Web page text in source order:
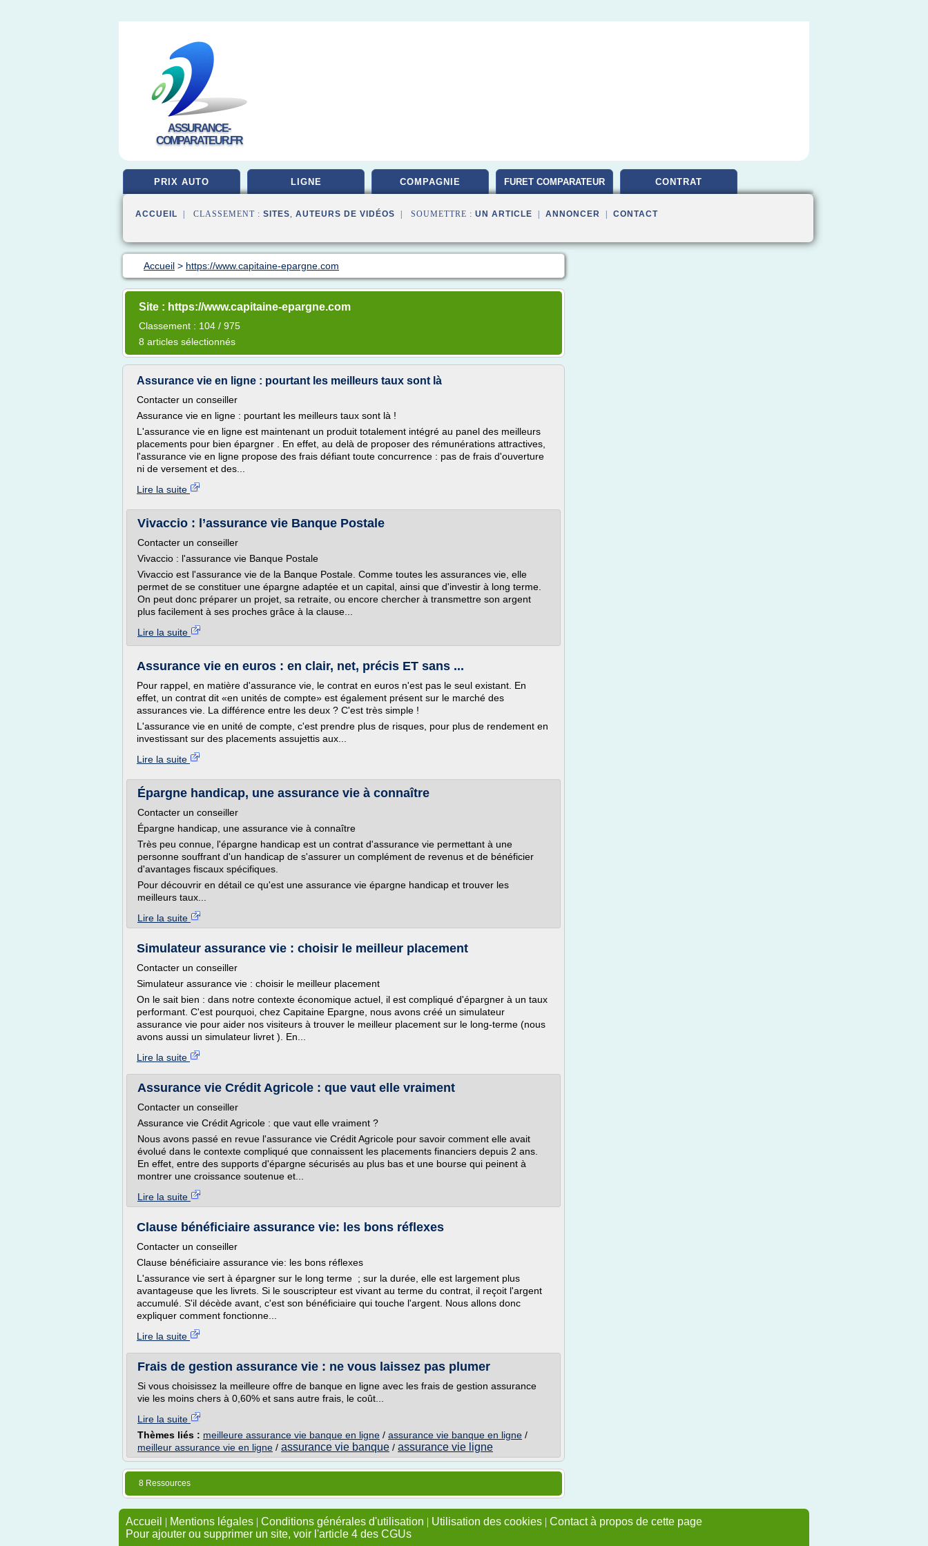
ASSURANCE-
COMPARATEUR.FR
PRIX AUTO LIGNE COMPAGNIE FURET COMPARATEUR CONTRAT
ACCUEIL | CLASSEMENT : SITES, AUTEURS DE VIDÉOS | SOUMETTRE : UN ARTICLE ANNONCER CONTACT
Accueil > https://www.capitaine-epargne.com
Site : https://www.capitaine-epargne.com
Classement : 104 / 975
8 articles sélectionnés
Assurance vie en ligne : pourtant les meilleurs taux sont là
Contacter un conseiller
Assurance vie en ligne : pourtant les meilleurs taux sont là !
L'assurance vie en ligne est maintenant un produit totalement intégré au panel des meilleurs
placements pour bien épargner . En effet, au delà de proposer des rémunérations attractives,
l'assurance vie en ligne propose des frais défiant toute concurrence : pas de frais d'ouverture
ni de versement et des...
Lire la suite
Vivaccio : l’assurance vie Banque Postale
Contacter un conseiller
Vivaccio : l'assurance vie Banque Postale
Vivaccio est l'assurance vie de la Banque Postale. Comme toutes les assurances vie, elle
permet de se constituer une épargne adaptée et un capital, ainsi que d'investir à long terme.
On peut donc préparer un projet, sa retraite, ou encore chercher à transmettre son argent
plus facilement à ses proches grâce à la clause...
Lire la suite
Assurance vie en euros : en clair, net, précis ET sans ...
Pour rappel, en matière d'assurance vie, le contrat en euros n'est pas le seul existant. En
effet, un contrat dit «en unités de compte» est également présent sur le marché des
assurances vie. La différence entre les deux ? C'est très simple !
L'assurance vie en unité de compte, c'est prendre plus de risques, pour plus de rendement en
investissant sur des placements assujettis aux...
Lire la suite
Épargne handicap, une assurance vie à connaître
Contacter un conseiller
Épargne handicap, une assurance vie à connaître
Très peu connue, l'épargne handicap est un contrat d'assurance vie permettant à une
personne souffrant d'un handicap de s'assurer un complément de revenus et de bénéficier
d'avantages fiscaux spécifiques.
Pour découvrir en détail ce qu'est une assurance vie épargne handicap et trouver les
meilleurs taux...
Lire la suite
Simulateur assurance vie : choisir le meilleur placement
Contacter un conseiller
Simulateur assurance vie : choisir le meilleur placement
On le sait bien : dans notre contexte économique actuel, il est compliqué d'épargner à un taux
performant. C'est pourquoi, chez Capitaine Epargne, nous avons créé un simulateur
assurance vie pour aider nos visiteurs à trouver le meilleur placement sur le long-terme (nous
avons aussi un simulateur livret ). En...
Lire la suite
Assurance vie Crédit Agricole : que vaut elle vraiment
Contacter un conseiller
Assurance vie Crédit Agricole : que vaut elle vraiment ?
Nous avons passé en revue l'assurance vie Crédit Agricole pour savoir comment elle avait
évolué dans le contexte compliqué que connaissent les placements financiers depuis 2 ans.
En effet, entre des supports d'épargne sécurisés au plus bas et une bourse qui peinent à
montrer une croissance soutenue et...
Lire la suite
Clause bénéficiaire assurance vie: les bons réflexes
Contacter un conseiller
Clause bénéficiaire assurance vie: les bons réflexes
L'assurance vie sert à épargner sur le long terme ; sur la durée, elle est largement plus
avantageuse que les livrets. Si le souscripteur est vivant au terme du contrat, il reçoit l'argent
accumulé. S'il décède avant, c'est son bénéficiaire qui touche l'argent. Nous allons donc
expliquer comment fonctionne...
Lire la suite
Frais de gestion assurance vie : ne vous laissez pas plumer
Si vous choisissez la meilleure offre de banque en ligne avec les frais de gestion assurance
vie les moins chers à 0,60% et sans autre frais, le coût...
Lire la suite
Thèmes liés : meilleure assurance vie banque en ligne / assurance vie banque en ligne /
meilleur assurance vie en ligne / assurance vie banque / assurance vie ligne
8 Ressources
Accueil | Mentions légales | Conditions générales d'utilisation | Utilisation des cookies | Contact à propos de cette page
Pour ajouter ou supprimer un site, voir l'article 4 des CGUs